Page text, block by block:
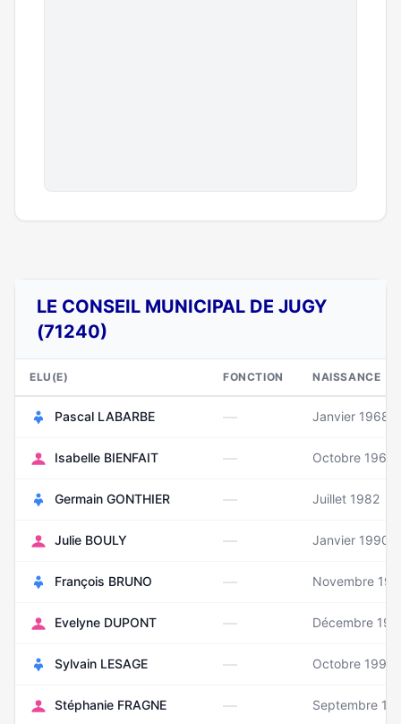
LE CONSEIL MUNICIPAL DE JUGY
(71240)
ELU(E) FONCTION NAISSANCE
Pascal LABARBE — Janvier 1968
Isabelle BIENFAIT — Octobre 1966
Germain GONTHIER — Juillet 1982
Julie BOULY — Janvier 1990
François BRUNO — Novembre
Evelyne DUPONT — Décembre
Sylvain LESAGE — Octobre 1998
Stéphanie FRAGNE — Septembre